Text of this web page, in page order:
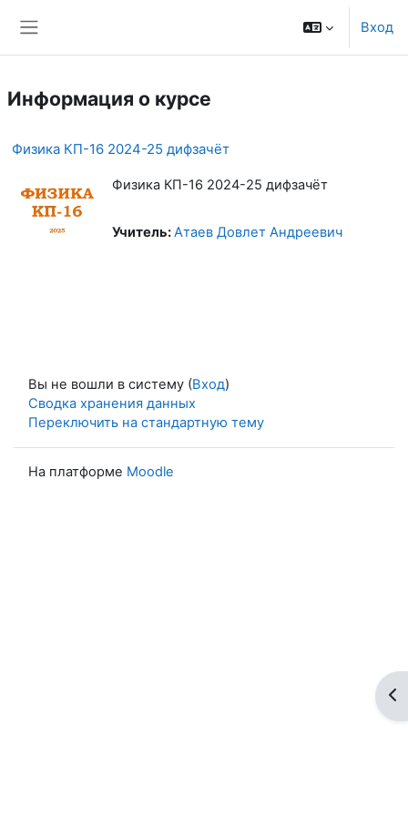
Вход
Информация о курсе
Физика КП-16 2024-25 дифзачёт
Физика КП-16 2024-25 дифзачёт
Учитель:Атаев Довлет Андреевич
Вы не вошли в систему (Вход)
Сводка хранения данных
Переключить на стандартную тему
На платформе Moodle